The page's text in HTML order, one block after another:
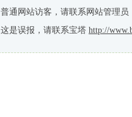
普通网站访客，请联系网站管理员
这是误报，请联系宝塔 http://